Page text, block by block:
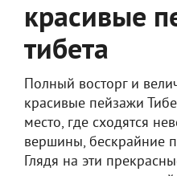
красивые
тибета
Полный восторг и
красивые пейзажи
место, где сходятся
вершины, бескрайние
Глядя на эти